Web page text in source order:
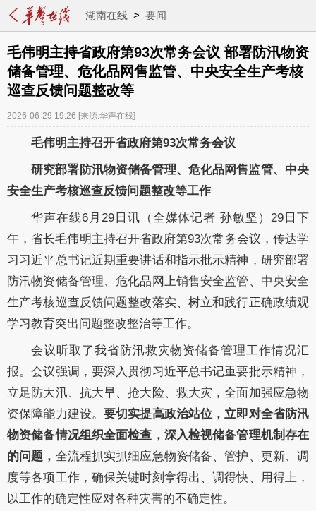
湖南在线> 要闻
毛伟明主持省政府第93次常务会议 部署防汛物资
储备管理、危化品网售监管、中央安全生产考核
巡查反馈问题整改等
2026-06-29 19:26 [来源:华声在线]
毛伟明主持召开省政府第93次常务会议
研究部署防汛物资储备管理、危化品网售监管、 中央
安全生产考核巡查反馈问题整改等工作
华声在线6月 29日讯 （全媒体记者 孙敏坚）29 日下
午 ，省长毛伟明 主持召开省政府第93次常务会议， 传达学
习习近平总书记近期重要讲话和指示批示精神 ， 研究部署
防汛物资储备管理、危化品网上销售安全监管、 中央安全
生产考核巡查反馈问题整改落实、树立和践行正确政绩观
学习教育突出问题整改整治等工作。
会议听取了我省防汛救灾物资储备管理工作情况汇
报。会议强调，要深入贯彻习近平总书记重要批示精神，
立足防大汛、抗大旱、抢大险、救大灾，全面加强应急物
资保障能力建设。 要切实提高政治站位，立即对全省防汛
物资储备情况组织全面检查，深入检视储备管理机制存在
的问题 ， 全流程抓实抓细应急物资储备、管护、更新、调
度等各项工作， 确保关键时刻拿得出、调得快、用得上 ，
以工作的确定性应对各种灾害的不确定性。